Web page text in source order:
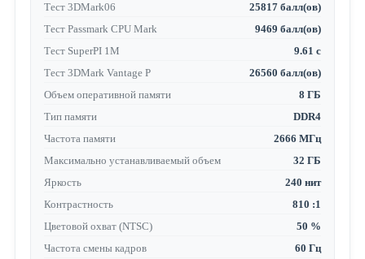
Тест 3DMark06
25817 балл(ов)
Тест Passmark CPU Mark
9469 балл(ов)
Тест SuperPI 1M
9.61 с
Тест 3DMark Vantage P
26560 балл(ов)
Объем оперативной памяти
8 ГБ
Тип памяти
DDR4
Частота памяти
2666 МГц
Максимально устанавливаемый объем
32 ГБ
Яркость
240 нит
Контрастность
810 :1
Цветовой охват (NTSC)
50 %
Частота смены кадров
60 Гц